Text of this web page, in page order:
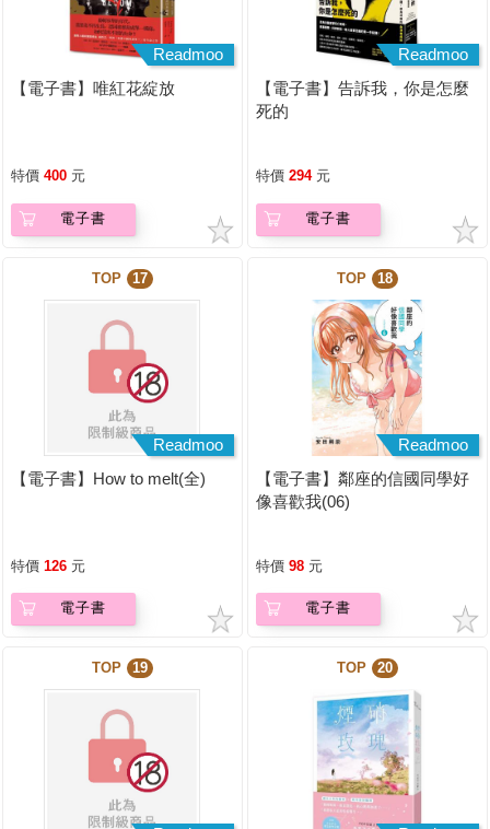
Readmoo
【電子書】唯紅花綻放
特價 400 元
電子書
Readmoo
【電子書】告訴我，你是怎麼
死的
特價 294 元
電子書
TOP 17
Readmoo
【電子書】How to melt(全)
特價 126 元
電子書
TOP 18
Readmoo
【電子書】鄰座的信國同學好
像喜歡我(06)
特價 98 元
電子書
TOP 19 TOP 20